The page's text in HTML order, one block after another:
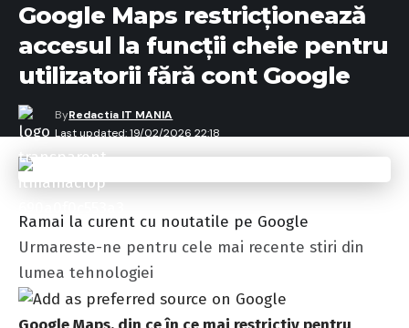
Google Maps restricționează
accesul la funcții cheie pentru
utilizatorii fără cont Google
Last updated: 19/02/2026 22:18
ByRedactia IT MANIA
Ramai la curent cu noutatile pe Google
Urmareste-ne pentru cele mai recente stiri din
lumea tehnologiei